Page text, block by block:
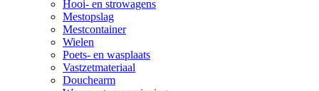
Hooi- en strowagens
Mestopslag
Mestcontainer
Wielen
Poets- en wasplaats
Vastzetmateriaal
Douchearm